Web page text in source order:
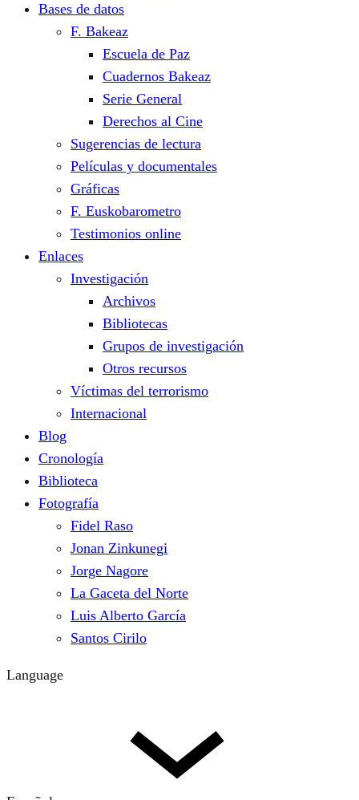
Bases de datos
F. Bakeaz
Escuela de Paz
Cuadernos Bakeaz
Serie General
Derechos al Cine
Sugerencias de lectura
Películas y documentales
Gráficas
F. Euskobarometro
Testimonios online
Enlaces
Investigación
Archivos
Bibliotecas
Grupos de investigación
Otros recursos
Víctimas del terrorismo
Internacional
Blog
Cronología
Biblioteca
Fotografía
Fidel Raso
Jonan Zinkunegi
Jorge Nagore
La Gaceta del Norte
Luis Alberto García
Santos Cirilo
Language